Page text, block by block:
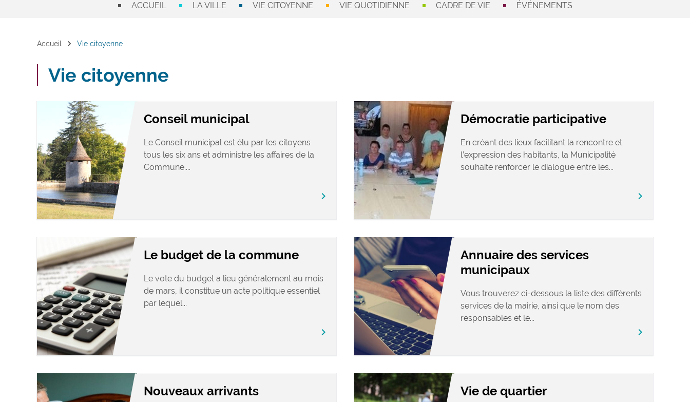
ACCUEIL LA VILLE VIE CITOYENNE VIE QUOTIDIENNE CADRE DE VIE ÉVÉNEMENTS
Accueil chevron_right Vie citoyenne
Vie citoyenne
Conseil municipal
Le Conseil municipal est élu par les citoyens
tous les six ans et administre les affaires de la
Commune....
chevron_right
Démocratie participative
En créant des lieux facilitant la rencontre et
l’expression des habitants, la Municipalité
souhaite renforcer le dialogue entre les...
chevron_right
Le budget de la commune
Le vote du budget a lieu généralement au mois
de mars, il constitue un acte politique essentiel
par lequel...
chevron_right
Annuaire des services
municipaux
Vous trouverez ci-dessous la liste des différents
services de la mairie, ainsi que le nom des
responsables et le...
chevron_right
Nouveaux arrivants Vie de quartier